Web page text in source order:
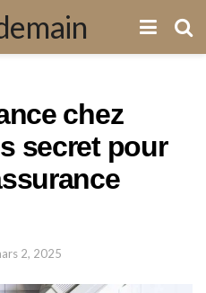
chez
secret pour
2, 2025